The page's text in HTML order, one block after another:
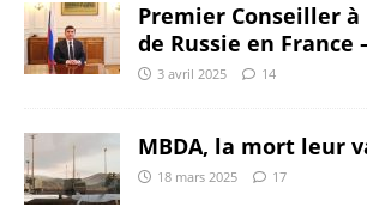
Premier Conseiller à
de Russie en France
3 avril 2025 14
MBDA, la mort leur
18 mars 2025 17